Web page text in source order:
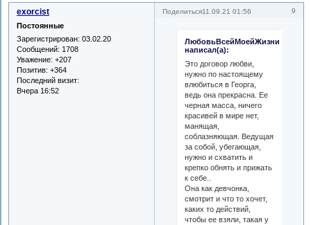
Поделиться 9
11.09.21 01:56
exorcist
Постоянные
Зарегистрирован: 03.02.20
Сообщений: 1708
Уважение: +207
Позитив: +364
Последний визит:
Вчера 16:52
ЛюбовьВсейМоейЖизни
написал(а):
Это договор любви,
нужно по настоящему
влюбиться в Георга,
ведь она прекрасна. Ее
черная масса, ничего
красивей в мире нет,
манящая,
соблазняющая. Ведущая
за собой, убегающая,
нужно и схватить и
крепко обнять и прижать
к себе..
Она как девчонка,
смотрит и что то хочет,
каких то действий,
чтобы ее взяли, такая у